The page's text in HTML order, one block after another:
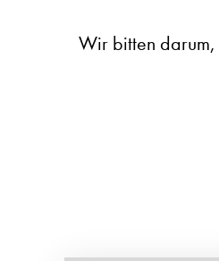
Wir bitten darum,